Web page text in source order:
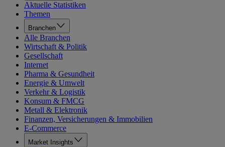
Aktuelle Statistiken
Themen
Branchen
Alle Branchen
Wirtschaft & Politik
Gesellschaft
Internet
Pharma & Gesundheit
Energie & Umwelt
Verkehr & Logistik
Konsum & FMCG
Metall & Elektronik
Finanzen, Versicherungen & Immobilien
E-Commerce
Market Insights